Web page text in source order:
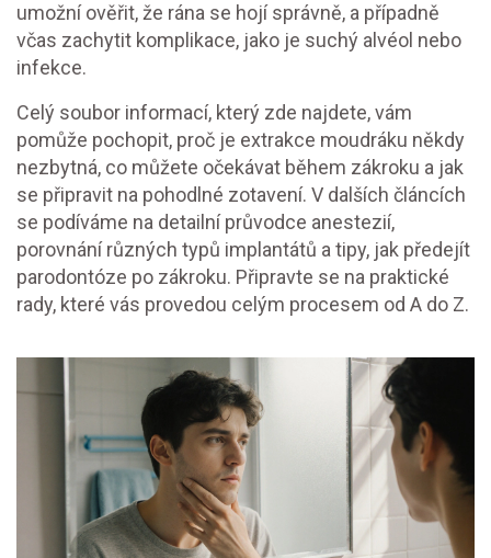
umožní ověřit, že rána se hojí správně, a případně
včas zachytit komplikace, jako je suchý alvéol nebo
infekce.
Celý soubor informací, který zde najdete, vám
pomůže pochopit, proč je extrakce moudráku někdy
nezbytná, co můžete očekávat během zákroku a jak
se připravit na pohodlné zotavení. V dalších článcích
se podíváme na detailní průvodce anestezií,
porovnání různých typů implantátů a tipy, jak předejít
parodontóze po zákroku. Připravte se na praktické
rady, které vás provedou celým procesem od A do Z.